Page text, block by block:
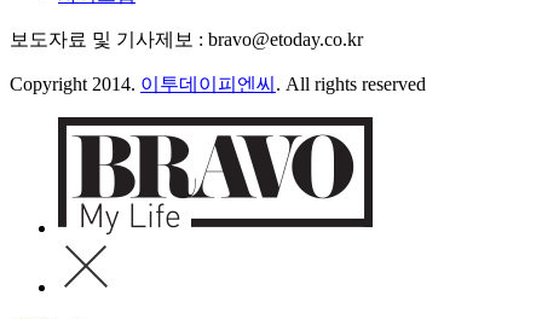
보도자료 및 기사제보 : bravo@etoday.co.kr
Copyright 2014. 이투데이피엔씨 . All rights reserved